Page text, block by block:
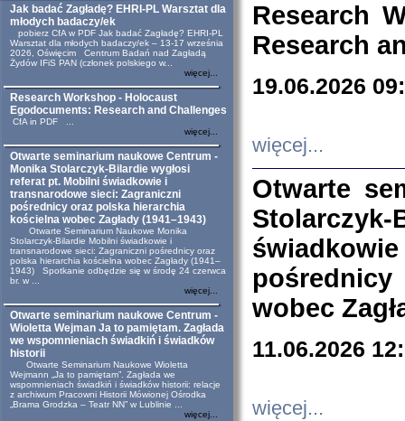
Jak badać Zagładę? EHRI-PL Warsztat dla
młodych badaczy/ek
pobierz CfA w PDF Jak badać Zagładę? EHRI-PL
Warsztat dla młodych badaczy/ek – 13-17 września
2026, Oświęcim Centrum Badań nad Zagładą
Żydów IFiS PAN (członek polskiego w...
więcej...
Research Workshop - Holocaust
Egodocuments: Research and Challenges
CfA in PDF ...
więcej...
Otwarte seminarium naukowe Centrum -
Monika Stolarczyk-Bilardie wygłosi
referat pt. Mobilni świadkowie i
transnarodowe sieci: Zagraniczni
pośrednicy oraz polska hierarchia
kościelna wobec Zagłady (1941–1943)
Otwarte Seminarium Naukowe Monika
Stolarczyk-Bilardie Mobilni świadkowie i
transnarodowe sieci: Zagraniczni pośrednicy oraz
polska hierarchia kościelna wobec Zagłady (1941–
1943) Spotkanie odbędzie się w środę 24 czerwca
br. w ...
więcej...
Otwarte seminarium naukowe Centrum -
Wioletta Wejman Ja to pamiętam. Zagłada
we wspomnieniach świadkiń i świadków
historii
Otwarte Seminarium Naukowe Wioletta
Wejmann „Ja to pamiętam”. Zagłada we
wspomnieniach świadkiń i świadków historii: relacje
z archiwum Pracowni Historii Mówionej Ośrodka
„Brama Grodzka – Teatr NN” w Lublinie ...
więcej...
Research
Research
19.06.2026
więcej...
Otwarte
wobec
11.06.2026
więcej...